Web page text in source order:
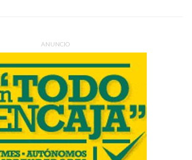
ANUNCIO